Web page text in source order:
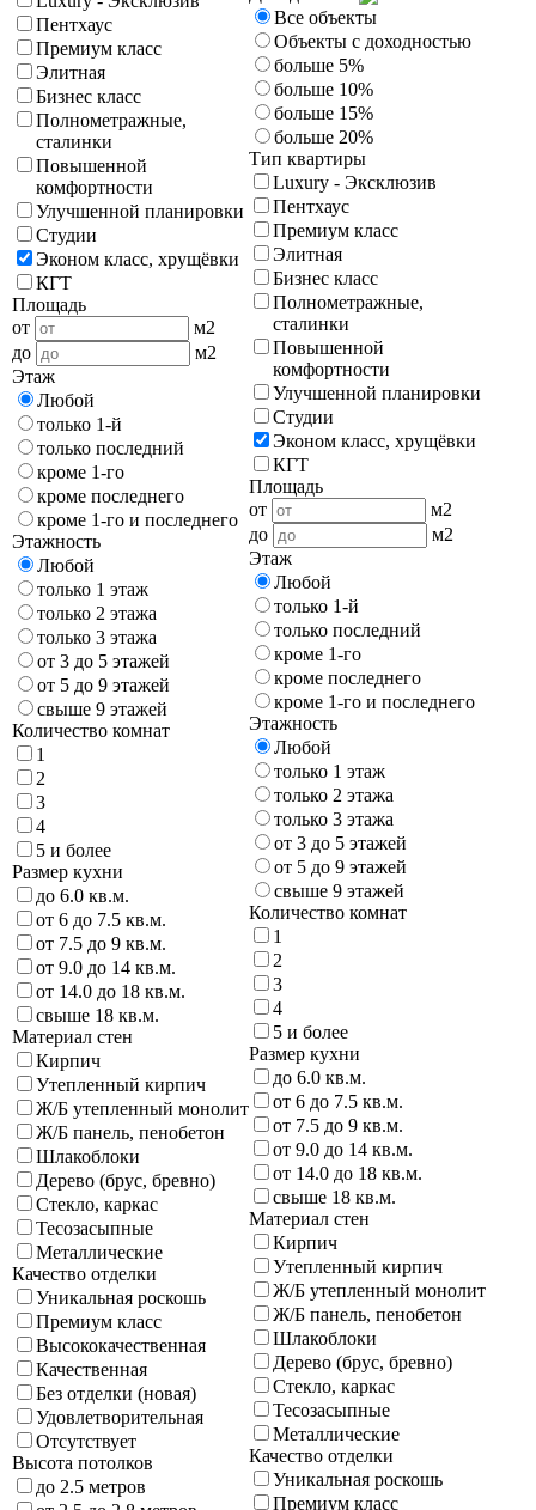
Пентхаус
Премиум класс
Элитная
Бизнес класс
Полнометражные,
сталинки
Повышенной
комфортности
Улучшенной планировки
Студии
Эконом класс, хрущёвки
КГТ
Площадь
от
м2
до
м2
Этаж
Любой
только 1-й
только последний
кроме 1-го
кроме последнего
кроме 1-го и последнего
Этажность
Любой
только 1 этаж
только 2 этажа
только 3 этажа
от 3 до 5 этажей
от 5 до 9 этажей
свыше 9 этажей
Количество комнат
1
2
3
4
5 и более
Размер кухни
до 6.0 кв.м.
от 6 до 7.5 кв.м.
от 7.5 до 9 кв.м.
от 9.0 до 14 кв.м.
от 14.0 до 18 кв.м.
свыше 18 кв.м.
Материал стен
Кирпич
Утепленный кирпич
Ж/Б утепленный монолит
Ж/Б панель, пенобетон
Шлакоблоки
Дерево (брус, бревно)
Стекло, каркас
Тесозасыпные
Металлические
Качество отделки
Уникальная роскошь
Премиум класс
Высококачественная
Качественная
Без отделки (новая)
Удовлетворительная
Отсутствует
Высота потолков
до 2.5 метров
Все объекты
Объекты с доходностью
больше 5%
больше 10%
больше 15%
больше 20%
Тип квартиры
Luxury - Эксклюзив
Пентхаус
Премиум класс
Элитная
Бизнес класс
Полнометражные,
сталинки
Повышенной
комфортности
Улучшенной планировки
Студии
Эконом класс, хрущёвки
КГТ
Площадь
от
м2
до
м2
Этаж
Любой
только 1-й
только последний
кроме 1-го
кроме последнего
кроме 1-го и последнего
Этажность
Любой
только 1 этаж
только 2 этажа
только 3 этажа
от 3 до 5 этажей
от 5 до 9 этажей
свыше 9 этажей
Количество комнат
1
2
3
4
5 и более
Размер кухни
до 6.0 кв.м.
от 6 до 7.5 кв.м.
от 7.5 до 9 кв.м.
от 9.0 до 14 кв.м.
от 14.0 до 18 кв.м.
свыше 18 кв.м.
Материал стен
Кирпич
Утепленный кирпич
Ж/Б утепленный монолит
Ж/Б панель, пенобетон
Шлакоблоки
Дерево (брус, бревно)
Стекло, каркас
Тесозасыпные
Металлические
Качество отделки
Уникальная роскошь
Премиум класс